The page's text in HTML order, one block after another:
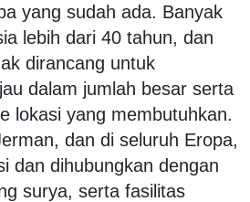
yang sudah ada. Banyak
lebih dari 40 tahun, dan
dirancang untuk
dalam jumlah besar serta
lokasi yang membutuhkan.
dan di seluruh Eropa,
dan dihubungkan dengan
surya, serta fasilitas